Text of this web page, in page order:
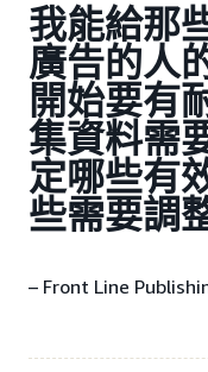
我能給那
廣告的人
開始要有
集資料需
定哪些有
些需要調
– Front Line